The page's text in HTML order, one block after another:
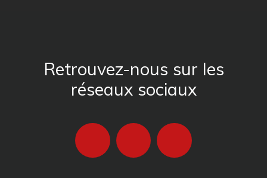
Retrouvez-nous sur les
réseaux sociaux